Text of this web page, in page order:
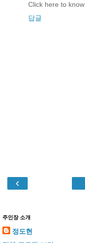
Click here to know
답글
‹
주인장 소개
정도현